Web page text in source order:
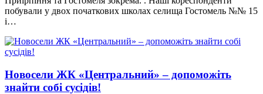
побували у двох початкових школах селища Гостомель №№ 15
і…
Новосели ЖК «Центральний» – допоможіть
знайти собі сусідів!